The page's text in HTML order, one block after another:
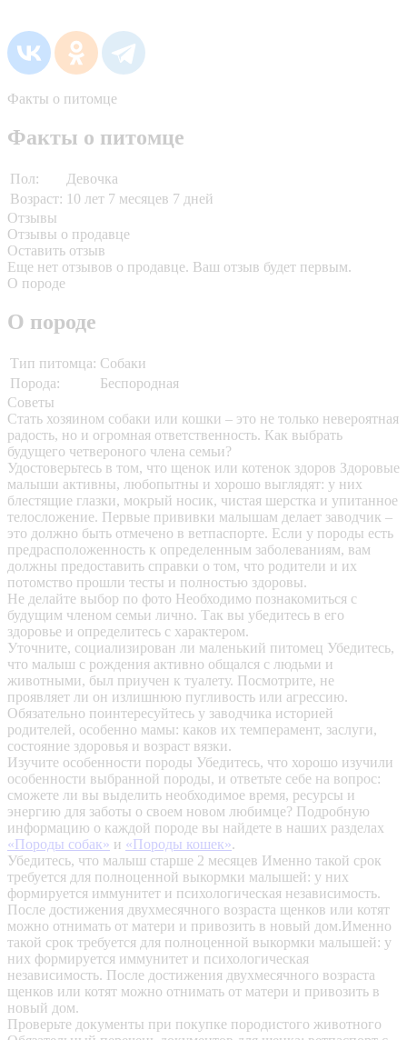
Факты о питомце
Факты о питомце
Пол:
Девочка
Возраст: 10 лет 7 месяцев 7 дней
Отзывы
Отзывы о продавце
Оставить отзыв
Еще нет отзывов о продавце. Ваш отзыв будет первым.
О породе
О породе
Тип питомца: Собаки
Порода:
Беспородная
Советы
Стать хозяином собаки или кошки – это не только невероятная
радость, но и огромная ответственность. Как выбрать
будущего четвероного члена семьи?
Удостоверьтесь в том, что щенок или котенок здоров Здоровые
малыши активны, любопытны и хорошо выглядят: у них
блестящие глазки, мокрый носик, чистая шерстка и упитанное
телосложение. Первые прививки малышам делает заводчик –
это должно быть отмечено в ветпаспорте. Если у породы есть
предрасположенность к определенным заболеваниям, вам
должны предоставить справки о том, что родители и их
потомство прошли тесты и полностью здоровы.
Не делайте выбор по фото Необходимо познакомиться с
будущим членом семьи лично. Так вы убедитесь в его
здоровье и определитесь с характером.
Уточните, социализирован ли маленький питомец Убедитесь,
что малыш с рождения активно общался с людьми и
животными, был приучен к туалету. Посмотрите, не
проявляет ли он излишнюю пугливость или агрессию.
Обязательно поинтересуйтесь у заводчика историей
родителей, особенно мамы: каков их темперамент, заслуги,
состояние здоровья и возраст вязки.
Изучите особенности породы Убедитесь, что хорошо изучили
особенности выбранной породы, и ответьте себе на вопрос:
сможете ли вы выделить необходимое время, ресурсы и
энергию для заботы о своем новом любимце? Подробную
информацию о каждой породе вы найдете в наших разделах
«Породы собак» и «Породы кошек».
Убедитесь, что малыш старше 2 месяцев Именно такой срок
требуется для полноценной выкормки малышей: у них
формируется иммунитет и психологическая независимость.
После достижения двухмесячного возраста щенков или котят
можно отнимать от матери и привозить в новый дом.Именно
такой срок требуется для полноценной выкормки малышей: у
них формируется иммунитет и психологическая
независимость. После достижения двухмесячного возраста
щенков или котят можно отнимать от матери и привозить в
новый дом.
Проверьте документы при покупке породистого животного